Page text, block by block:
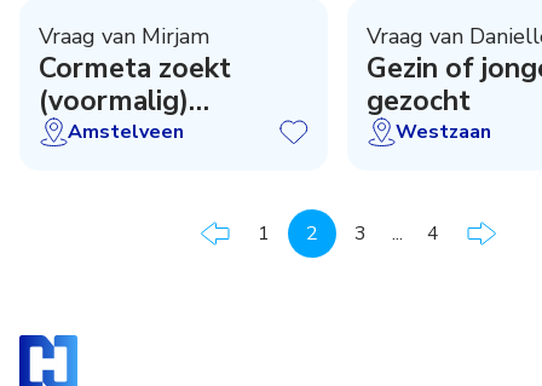
Vraag van Mirjam
Cormeta zoekt
(voormalig)
zwemdocent
Amstelveen
Vraag van
Gezin of
gezocht
Westzaan
1 2 3 ... 4